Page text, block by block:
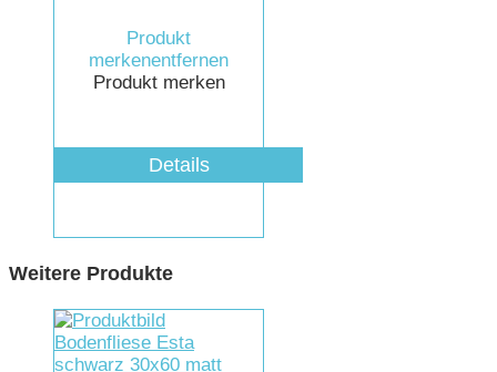
Produkt
merkenentfernen
Produkt merken
Details
Weitere Produkte